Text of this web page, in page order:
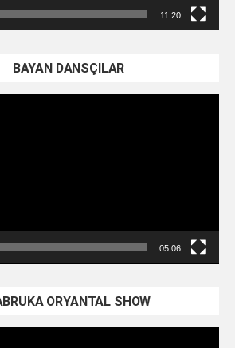
11:20
BAYAN DANSÇILAR
05:06
ORYANTAL SHOW